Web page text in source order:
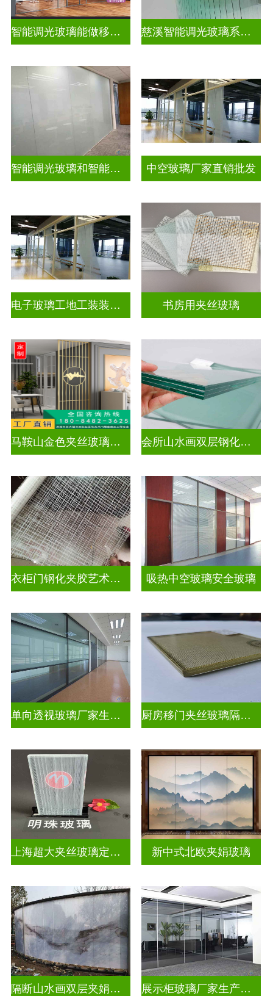
智能调光玻璃能做移动电源吗 慈溪智能调光玻璃系统隔断拆装
智能调光玻璃和智能智能调光玻璃电控玻璃一样吗 中空玻璃厂家直销批发
电子玻璃工地工装装饰玻璃 书房用夹丝玻璃
马鞍山金色夹丝玻璃价格多少 会所山水画双层钢化夹胶
衣柜门钢化夹胶艺术玻璃 吸热中空玻璃安全玻璃
单向透视玻璃厂家生产安装 厨房移门夹丝玻璃隔断图片
上海超大夹丝玻璃定制公司 新中式北欧夹娟玻璃
隔断山水画双层夹娟玻璃 展示柜玻璃厂家生产安装